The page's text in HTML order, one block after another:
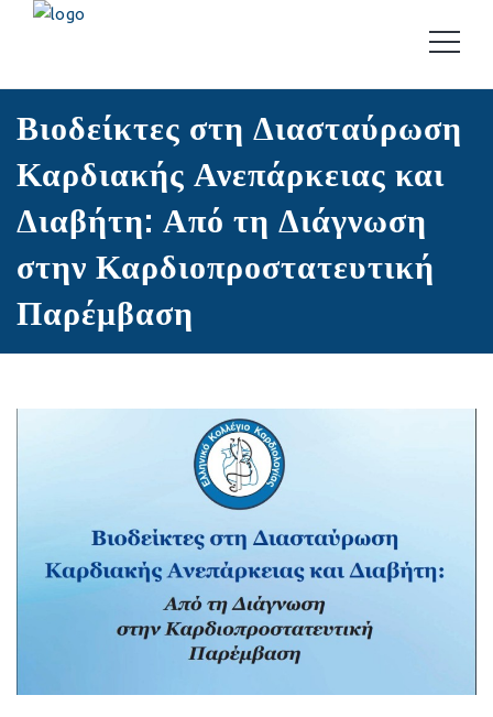
Βιοδείκτες στη Διασταύρωση
Καρδιακής Ανεπάρκειας και
Διαβήτη: Από τη Διάγνωση
στην Καρδιοπροστατευτική
Παρέμβαση